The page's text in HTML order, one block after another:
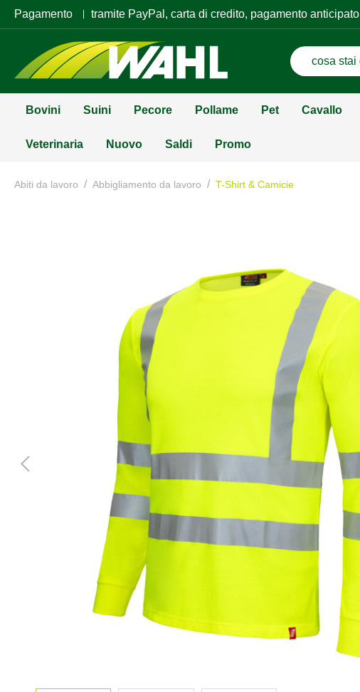
Pagamento tramite PayPal, carta di credito, pagamento anticipato
Bovini Suini Pecore Pollame Pet Cavallo
Veterinaria Nuovo Saldi Promo
Abiti da lavoro / Abbigliamento da lavoro / T-Shirt & Camicie